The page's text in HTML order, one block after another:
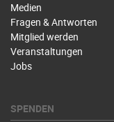
Medien
Fragen & Antworten
Mitglied werden
Veranstaltungen
Jobs
SPENDEN